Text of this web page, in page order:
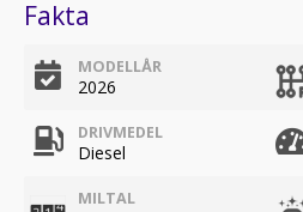
Fakta
MODELLÅR
2026
DRIVMEDEL
Diesel
MILTAL